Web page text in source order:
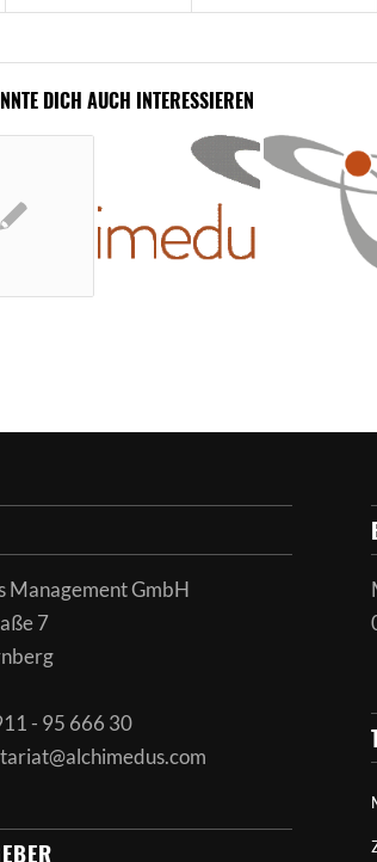
DICH AUCH INTERESSIEREN
Management GmbH
7
- 95 666 30